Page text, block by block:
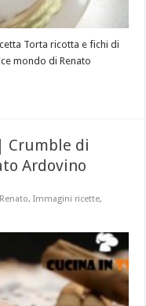
Torta ricotta e fichi di
mondo di Renato
Crumble di
Ardovino
,Immagini ricette,